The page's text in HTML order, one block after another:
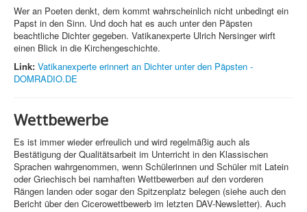
Wer an Poeten denkt, dem kommt wahrscheinlich nicht unbedingt ein
Papst in den Sinn. Und doch hat es auch unter den Päpsten
beachtliche Dichter gegeben. Vatikanexperte Ulrich Nersinger wirft
einen Blick in die Kirchengeschichte.
Link: Vatikanexperte erinnert an Dichter unter den Päpsten -
DOMRADIO.DE
Wettbewerbe
Es ist immer wieder erfreulich und wird regelmäßig auch als
Bestätigung der Qualitätsarbeit im Unterricht in den Klassischen
Sprachen wahrgenommen, wenn Schülerinnen und Schüler mit Latein
oder Griechisch bei namhaften Wettbewerben auf den vorderen
Rängen landen oder sogar den Spitzenplatz belegen (siehe auch den
Bericht über den Cicerowettbewerb im letzten DAV-Newsletter). Auch